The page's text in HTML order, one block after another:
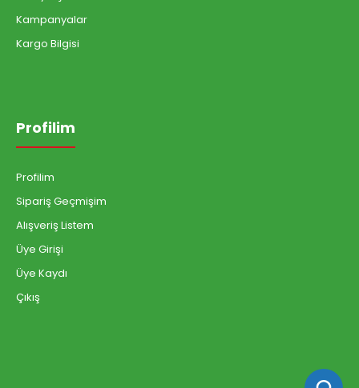
Kampanyalar
Kargo Bilgisi
Profilim
Profilim
Sipariş Geçmişim
Alışveriş Listem
Üye Girişi
Üye Kaydı
Çıkış